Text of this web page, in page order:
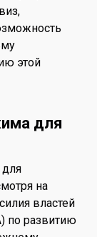
этой
для
на
властей
по развитию